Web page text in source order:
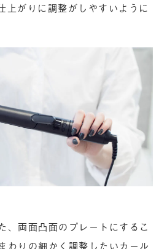
上がりに調整がしやすいように
、両面凸面のプレートにするこ
わりの細かく調整したいカール